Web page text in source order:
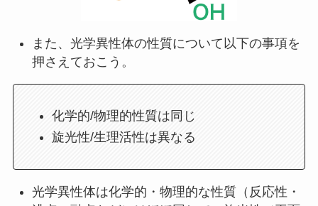
また、光学異性体の性質について以下の事項を
押さえておこう。
化学的/物理的性質は同じ
旋光性/生理活性は異なる
光学異性体は化学的・物理的な性質（反応性・